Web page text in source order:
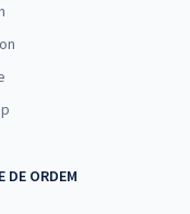
DE ORDEM